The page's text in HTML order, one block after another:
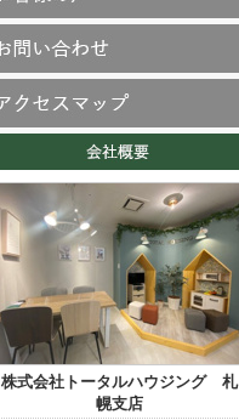
株式会社トータルハウジング 札
幌支店